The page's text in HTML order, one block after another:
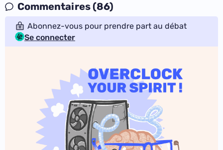
Commentaires (86)
Abonnez-vous pour prendre part au débat
Se connecter